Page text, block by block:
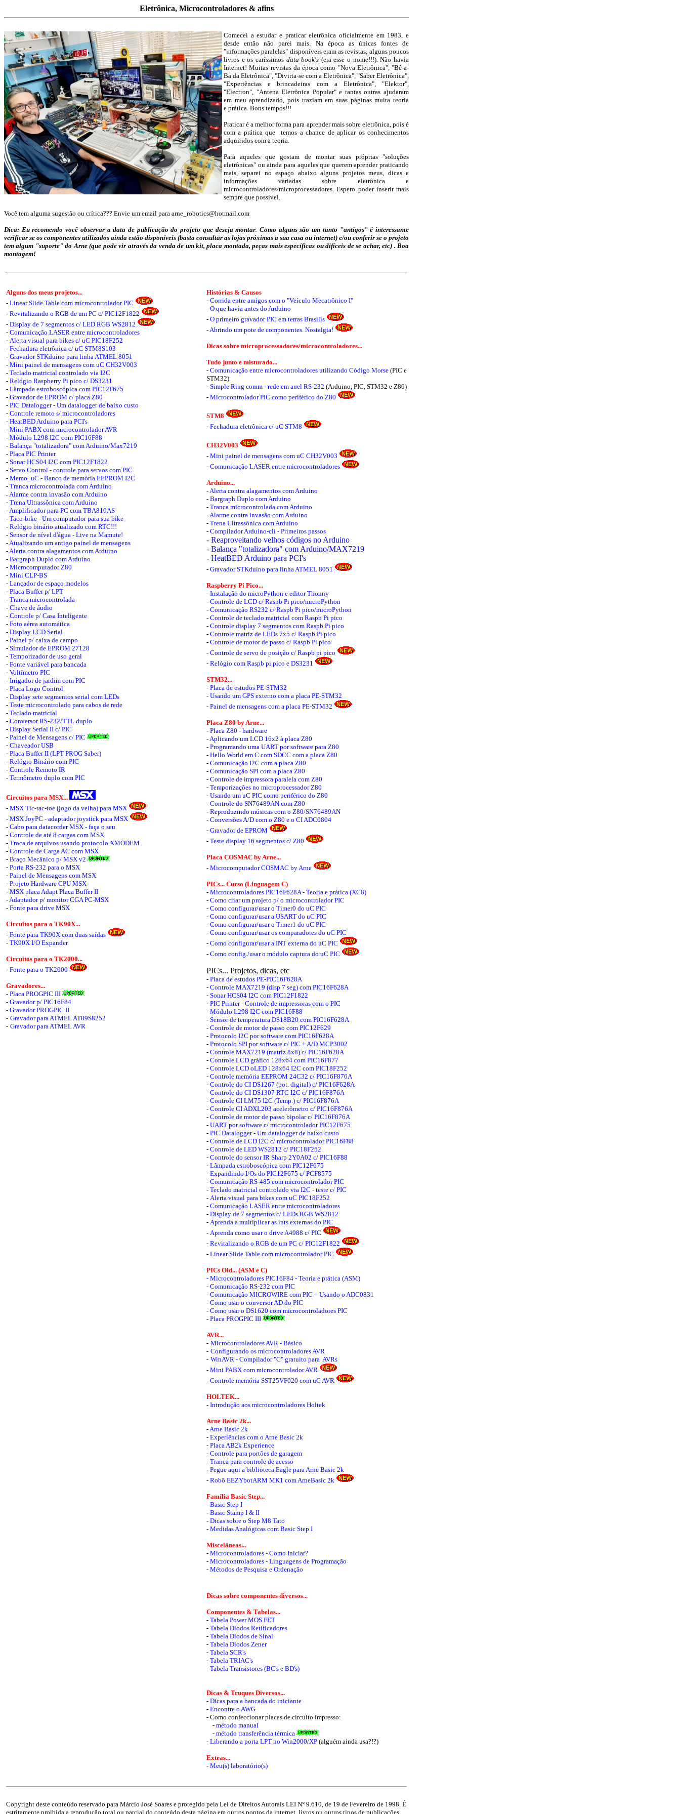
Eletrônica, Microcontroladores & afins
Comecei a estudar e praticar eletrônica oficialmente em 1983, e
desde então não parei mais. Na época as únicas fontes de
"informações paralelas" disponíveis eram as revistas, alguns poucos
livros e os caríssimos data book's (era esse o nome!!!). Não havia
Internet! Muitas revistas da época como "Nova Eletrônica", "Bê-a-
Ba da Eletrônica", "Divirta-se com a Eletrônica", "Saber Eletrônica",
"Experiências e brincadeiras com a Eletrônica", "Elektor",
"Electron", "Antena Eletrônica Popular" e tantas outras ajudaram
em meu aprendizado, pois traziam em suas páginas muita teoria
e prática. Bons tempos!!!
Praticar é a melhor forma para aprender mais sobre eletrônica, pois é
com a prática que temos a chance de aplicar os conhecimentos
adquiridos com a teoria.
Para aqueles que gostam de montar suas próprias "soluções
eletrônicas" ou ainda para aqueles que querem aprender praticando
mais, separei no espaço abaixo alguns projetos meus, dicas e
informações variadas sobre eletrônica e
microcontroladores/microprocessadores. Espero poder inserir mais
sempre que possível.
Você tem alguma sugestão ou crítica??? Envie um email para arne_robotics@hotmail.com
Dica: Eu recomendo você observar a data de publicação do projeto que deseja montar.Como alguns são um tanto "antigos" é interessante
verificar se os componentes utilizados ainda estão disponíveis (basta consultar as lojas próximas a sua casa ou internet) e/ou conferir se o projeto
tem algum "suporte" do Arne (que pode vir através da venda de um kit, placa montada, peças mais específicas ou difíceis de se achar, etc) . Boa
montagem!
Alguns dos meus projetos...
- Linear Slide Table com microcontrolador PIC
- Revitalizando o RGB de um PC c/ PIC12F1822
- Display de 7 segmentos c/ LED RGB WS2812
- Comunicação LASER entre microcontroladores
- Alerta visual para bikes c/ uC PIC18F252
- Fechadura eletrônica c/ uC STM8S103
- Gravador STKduino para linha ATMEL 8051
- Mini painel de mensagens com uC CH32V003
- Teclado matricial controlado via I2C
- Relógio Raspberry Pi pico c/ DS3231
- Lâmpada estroboscópica com PIC12F675
- Gravador de EPROM c/ placa Z80
- PIC Datalogger - Um datalogger de baixo custo
- Controle remoto s/ microcontroladores
- HeatBED Arduino para PCI's
- Mini PABX com microcontrolador AVR
- Módulo L298 I2C com PIC16F88
- Balança "totalizadora" com Arduino/Max7219
- Placa PIC Printer
- Sonar HCS04 I2C com PIC12F1822
- Servo Control - controle para servos com PIC
- Memo_uC - Banco de memória EEPROM I2C
- Tranca microcontrolada com Arduino
- Alarme contra invasão com Arduino
- Trena Ultrassônica com Arduino
-Amplificador para PC com TBA810AS
- Taco-bike - Um computador para sua bike
- Relógio binário atualizado com RTC!!!
- Sensor de nível d'água - Live na Mamute!
-Atualizando um antigo painel de mensagens
-Alerta contra alagamentos com Arduino
- Bargraph Duplo com Arduino
- Microcomputador Z80
- Mini CLP-BS
- Lançador de espaço modelos
- Placa Buffer p/ LPT
- Tranca microcontrolada
- Chave de áudio
- Controle p/ Casa Inteligente
- Foto aérea automática
- Display LCD Serial
- Painel p/ caixa de campo
- Simulador de EPROM 27128
- Temporizador de uso geral
- Fonte variável para bancada
- Voltímetro PIC
- Irrigador de jardim com PIC
- Placa Logo Control
- Display sete segmentos serial com LEDs
- Teste microcontrolado para cabos de rede
- Teclado matricial
- Conversor RS-232/TTL duplo
- Display Serial II c/ PIC
- Painel de Mensagens c/ PIC
- Chaveador USB
- Placa Buffer II (LPT PROG Saber)
- Relógio Binário com PIC
- Controle Remoto IR
- Termômetro duplo com PIC
Circuitos para MSX...
- MSX Tic-tac-toe (jogo da velha) para MSX
- MSX JoyPC - adaptador joystick para MSX
- Cabo para datacorder MSX - faça o seu
- Controle de até 8 cargas com MSX
- Troca de arquivos usando protocolo XMODEM
- Controle de Carga AC com MSX
- Braço Mecânico p/ MSX v2
- Porta RS-232 para o MSX
- Painel de Mensagens com MSX
- Projeto Hardware CPU MSX
- MSX placa Adapt Placa Buffer II
-Adaptador p/ monitor CGA PC-MSX
- Fonte para drive MSX
Circuitos para o TK90X...
- Fonte para TK90X com duas saídas
- TK90X I/O Expander
Circuitos para o TK2000...
- Fonte para o TK2000
Gravadores...
- Placa PROGPIC III
- Gravador p/ PIC16F84
- Gravador PROGPIC II
- Gravador para ATMEL AT89S8252
- Gravador para ATMEL AVR
Histórias & Causos
- Corrida entre amigos com o "Veículo Mecatrônico I"
- O que havia antes do Arduino
- O primeiro gravador PIC em terras Brasilis
-Abrindo um pote de componentes. Nostalgia!
Dicas sobre microprocessadores/microcontroladores...
Tudo junto e misturado...
- Comunicação entre microcontroladores utilizando Código Morse (PIC e
STM32)
- Simple Ring comm - rede em anel RS-232 (Arduino, PIC, STM32 e Z80)
- Microcontrolador PIC como periférico do Z80
STM8
- Fechadura eletrônica c/ uC STM8
CH32V003
- Mini painel de mensagens com uC CH32V003
- Comunicação LASER entre microcontroladores
Arduino...
-Alerta contra alagamentos com Arduino
- Bargraph Duplo com Arduino
- Tranca microcontrolada com Arduino
- Alarme contra invasão com Arduino
- Trena Ultrassônica com Arduino
- Compilador Arduino-cli - Primeiros passos
- Reaproveitando velhos códigos no Arduino
- Balança "totalizadora" com Arduino/MAX7219
- HeatBED Arduino para PCI's
- Gravador STKduino para linha ATMEL 8051
Raspberry Pi Pico...
- Instalação do microPython e editor Thonny
- Controle de LCD c/ Raspb Pi pico/microPython
- Comunicação RS232 c/ Raspb Pi pico/microPython
- Controle de teclado matricial com Raspb Pi pico
- Controle display 7 segmentos com Raspb Pi pico
- Controle matriz de LEDs 7x5 c/ Raspb Pi pico
- Controle de motor de passo c/ Raspb Pi pico
- Controle de servo de posição c/ Raspb pi pico
- Relógio com Raspb pi pico e DS3231
STM32...
- Placa de estudos PE-STM32
- Usando um GPS externo com a placa PE-STM32
- Painel de mensagens com a placa PE-STM32
Placa Z80 by Arne...
- Placa Z80 - hardware
-Aplicando um LCD 16x2 à placa Z80
- Programando uma UART por software para Z80
- Hello World em C com SDCC com a placa Z80
- Comunicação I2C com a placa Z80
- Comunicação SPI com a placa Z80
- Controle de impressora paralela com Z80
- Temporizações no microprocessador Z80
- Usando um uC PIC como periférico do Z80
- Controle do SN76489AN com Z80
- Reproduzindo músicas com o Z80/SN76489AN
- Conversões A/D com o Z80 e o CI ADC0804
- Gravador de EPROM
- Teste display 16 segmentos c/ Z80
Placa COSMAC by Arne...
- Microcomputador COSMAC by Arne
PICs... Curso (Linguagem C)
- Microcontroladores PIC16F628A - Teoria e prática (XC8)
- Como criar um projeto p/ o microcontrolador PIC
- Como configurar/usar o Timer0 do uC PIC
- Como configurar/usar a USART do uC PIC
- Como configurar/usar o Timer1 do uC PIC
- Como configurar/usar os comparadores do uC PIC
- Como configurar/usar a INT externa do uC PIC
- Como config./usar o módulo captura do uC PIC
PICs... Projetos, dicas, etc
- Placa de estudos PE-PIC16F628A
- Controle MAX7219 (disp 7 seg) com PIC16F628A
- Sonar HCS04 I2C com PIC12F1822
- PIC Printer - Controle de impressoras com o PIC
- Módulo L298 I2C com PIC16F88
- Sensor de temperatura DS18B20 com PIC16F628A
- Controle de motor de passo com PIC12F629
- Protocolo I2C por software com PIC16F628A
- Protocolo SPI por software c/ PIC + A/D MCP3002
- Controle MAX7219 (matriz 8x8) c/ PIC16F628A
- Controle LCD gráfico 128x64 com PIC16F877
- Controle LCD oLED 128x64 I2C com PIC18F252
- Controle memória EEPROM 24C32 c/ PIC16F876A
- Controle do CI DS1267 (pot. digital) c/ PIC16F628A
- Controle do CI DS1307 RTC I2C c/ PIC16F876A
- Controle CI LM75 I2C (Temp.) c/ PIC16F876A
- Controle CI ADXL203 acelerômetro c/ PIC16F876A
- Controle de motor de passo bipolar c/ PIC16F876A
- UART por software c/ microcontrolador PIC12F675
- PIC Datalogger - Um datalogger de baixo custo
- Controle de LCD I2C c/ microcontrolador PIC16F88
- Controle de LED WS2812 c/ PIC18F252
- Controle do sensor IR Sharp 2Y0A02 c/ PIC16F88
- Lâmpada estroboscópica com PIC12F675
- Expandindo I/Os do PIC12F675 c/ PCF8575
- Comunicação RS-485 com microcontrolador PIC
- Teclado matricial controlado via I2C - teste c/ PIC
- Alerta visual para bikes com uC PIC18F252
- Comunicação LASER entre microcontroladores
- Display de 7 segmentos c/ LEDs RGB WS2812
- Aprenda a multiplicar as ints externas do PIC
- Aprenda como usar o drive A4988 c/ PIC
- Revitalizando o RGB de um PC c/ PIC12F1822
- Linear Slide Table com microcontrolador PIC
PICs Old... (ASM e C)
- Microcontroladores PIC16F84 - Teoria e prática (ASM)
- Comunicação RS-232 com PIC
- Comunicação MICROWIRE com PIC - Usando o ADC0831
- Como usar o conversor AD do PIC
- Como usar o DS1620 com microcontroladores PIC
- Placa PROGPIC III
AVR...
- Microcontroladores AVR - Básico
- Configurando os microcontroladores AVR
- WinAVR - Compilador "C" gratuito para AVRs
- Mini PABX com microcontrolador AVR
- Controle memória SST25VF020 com uC AVR
HOLTEK...
- Introdução aos microcontroladores Holtek
Arne Basic 2k...
-Arne Basic 2k
- Experiências com o Arne Basic 2k
- Placa AB2k Experience
- Controle para portões de garagem
- Tranca para controle de acesso
- Pegue aqui a biblioteca Eagle para Arne Basic 2k
- Robô EEZYbotARM MK1 com ArneBasic 2k
Família Basic Step...
- Basic Step I
- Basic Stamp I & II
- Dicas sobre o Step M8 Tato
- Medidas Analógicas com Basic Step I
Miscelâneas...
- Microcontroladores - Como Iniciar?
- Microcontroladores - Linguagens de Programação
- Métodos de Pesquisa e Ordenação
Dicas sobre componentes diversos...
Componentes & Tabelas...
- Tabela Power MOS FET
- Tabela Diodos Retificadores
- Tabela Diodos de Sinal
- Tabela Diodos Zener
- Tabela SCR's
- Tabela TRIAC's
- Tabela Transistores (BC's e BD's)
Dicas & Truques Diversos...
- Dicas para a bancada do iniciante
- Encontre o AWG
- Como confeccionar placas de circuito impresso:
- método manual
- método transferência térmica
- Liberando a porta LPT no Win2000/XP (alguém ainda usa?!?)
Extras...
- Meu(s) laboratório(s)
Copyright deste conteúdo reservado para Márcio José Soares e protegido pela Lei de Direitos Autorais LEI N° 9.610, de 19 de Fevereiro de 1998. É
estritamente proibida a reprodução total ou parcial do conteúdo desta página em outros pontos da internet, livros ou outros tipos de publicações